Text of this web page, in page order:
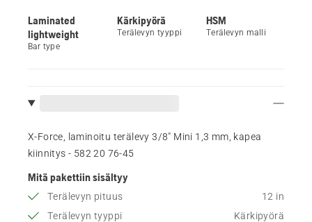
Laminated
lightweight
Bar type
Kärkipyörä
Terälevyn tyyppi
HSM
Terälevyn malli
X-Force, laminoitu terälevy 3/8" Mini 1,3 mm, kapea
kiinnitys - 582 20 76‑45
Mitä pakettiin sisältyy
Terälevyn pituus
12 in
Terälevyn tyyppi
Kärkipyörä